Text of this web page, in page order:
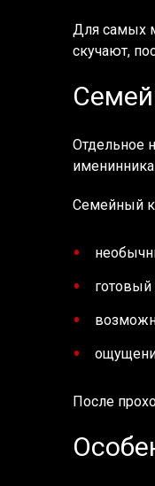
Для самых
скучают,
Отдельное
Семейный
готовый
После